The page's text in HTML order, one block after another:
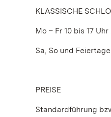
KLASSISCHE
Mo – Fr 10 bis 17
Sa, So und
PREISE
Standardführung